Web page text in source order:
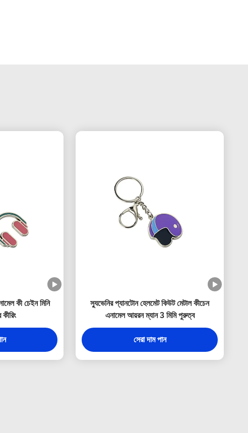
কী চেইন মিনি
স্যুভেনির প্যানটোন হেলমেট কিউট মেটাল কীচেন
এনামেল আয়রন ম্যান 3 মিমি পুরুত্ব
সেরা দাম পান